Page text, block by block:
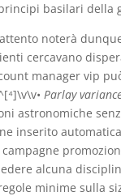
basilari della
noterà
cercavano
manager vip
Parlay
astronomiche
inserito
campagne
alcuna
minime sulla